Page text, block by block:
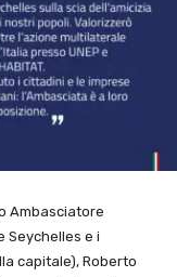
Ambasciatore
Seychelles e i
capitale), Roberto